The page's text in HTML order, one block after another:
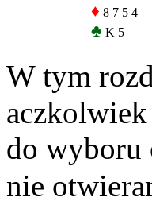
♦ 8 7 5 4
♣ K 5
W tym
aczkolwiek
do wyboru
nie